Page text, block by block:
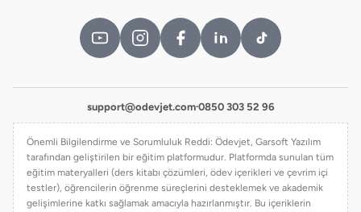
support@odevjet.com·0850 303 52 96
Önemli Bilgilendirme ve Sorumluluk Reddi: Ödevjet, Garsoft Yazılım
tarafından geliştirilen bir eğitim platformudur. Platformda sunulan tüm
eğitim materyalleri (ders kitabı çözümleri, ödev içerikleri ve çevrim içi
testler), öğrencilerin öğrenme süreçlerini desteklemek ve akademik
gelişimlerine katkı sağlamak amacıyla hazırlanmıştır. Bu içeriklerin